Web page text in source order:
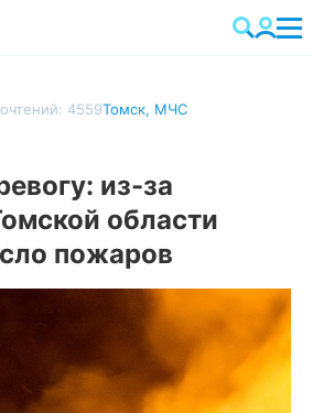
4559Томск, МЧС
из-за
области
пожаров